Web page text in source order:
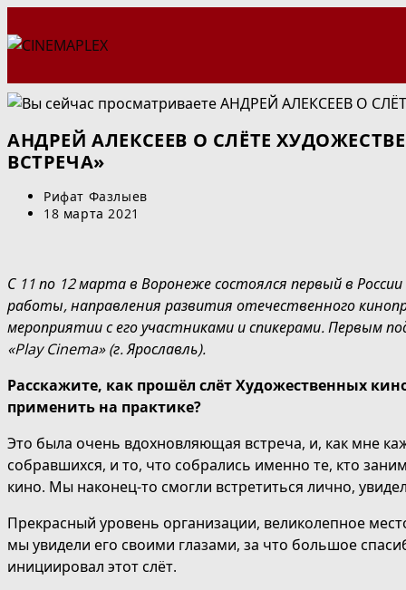
к
АНДРЕЙ АЛЕКСЕЕВ О СЛЁТЕ
ВСТРЕЧА»
Автор
записи:
Рифат Фазлыев
Запись
18 марта 2021
С 11 по 12 марта в Воронеже состоялся первый в
работы, направления развития отечественного
мероприятии с его участниками и спикерами. Первым
«Play Cinema» (г. Ярославль).
Расскажите, как прошёл слёт Художественных
применить на практике?
Это была очень вдохновляющая встреча, и, как мне
собравшихся, и то, что собрались именно те, кто
кино. Мы наконец-то смогли встретиться лично,
Прекрасный уровень организации, великолепное
мы увидели его своими глазами, за что большое
инициировал этот слёт.